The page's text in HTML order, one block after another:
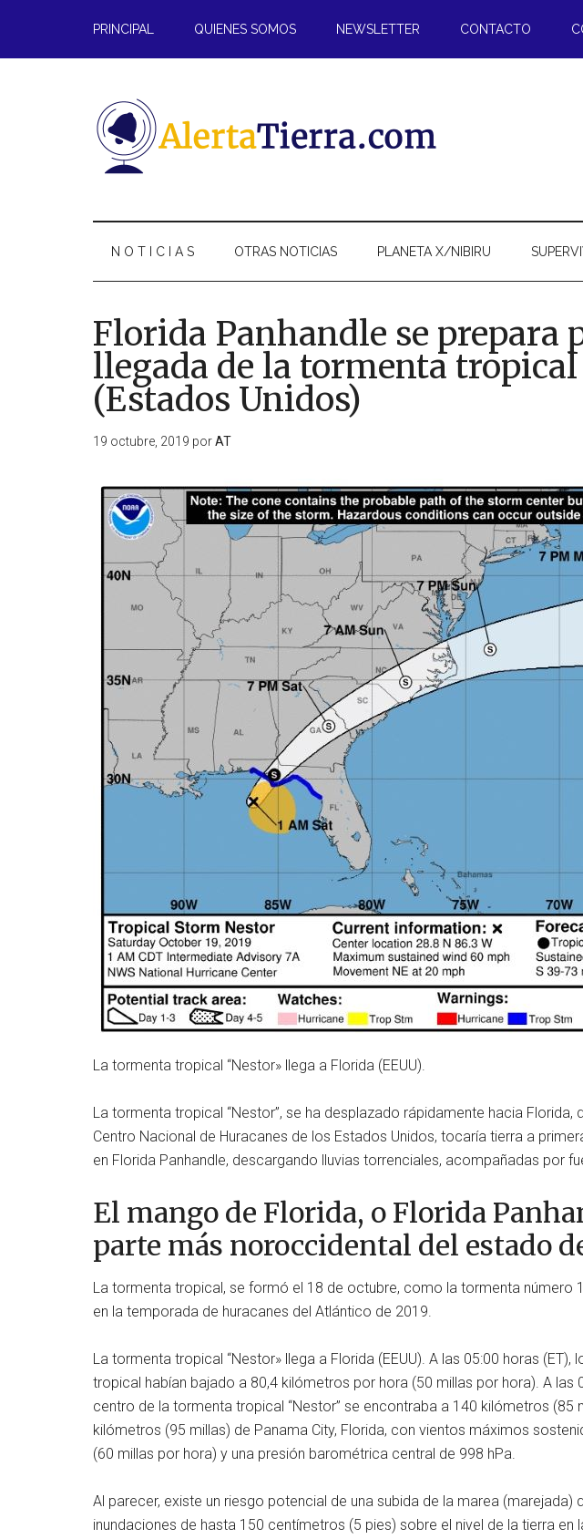
contenido
secondary
la
pie
PRINCIPAL QUIENES SOMOS NEWSLETTER CONTACTO
N O T I C I A S OTRAS NOTICIAS PLANETA X/NIBIRU
Florida Panhandle se prepara
llegada de la tormenta tropical
(Estados Unidos)
19 octubre, 2019 porAT
La tormenta tropical “Nestor» llega a Florida (EEUU).
La tormenta tropical “Nestor”, se ha desplazado rápidamente hacia Florida,
Centro Nacional de Huracanes de los Estados Unidos, tocaría tierra a
en Florida Panhandle, descargando lluvias torrenciales, acompañadas por
El mango de Florida, o Florida
parte más noroccidental del estado
La tormenta tropical, se formó el 18 de octubre, como la tormenta número
en la temporada de huracanes del Atlántico de 2019.
La tormenta tropical “Nestor» llega a Florida (EEUU). A las 05:00 horas
tropical habían bajado a 80,4 kilómetros por hora (50 millas por hora). A las
centro de la tormenta tropical “Nestor” se encontraba a 140 kilómetros (85
kilómetros (95 millas) de Panama City, Florida, con vientos máximos
(60 millas por hora) y una presión barométrica central de 998 hPa.
Al parecer, existe un riesgo potencial de una subida de la marea (marejada)
inundaciones de hasta 150 centímetros (5 pies) sobre el nivel de la tierra en